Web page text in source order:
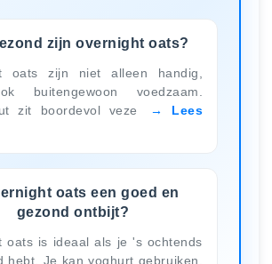
zijn overnight oats?
oats zijn niet alleen handig,
buitengewoon voedzaam.
zit boordevol veze
Lees
oats een goed en
gezond ontbijt?
oats is ideaal als je 's ochtends
hebt. Je kan yoghurt gebruiken,